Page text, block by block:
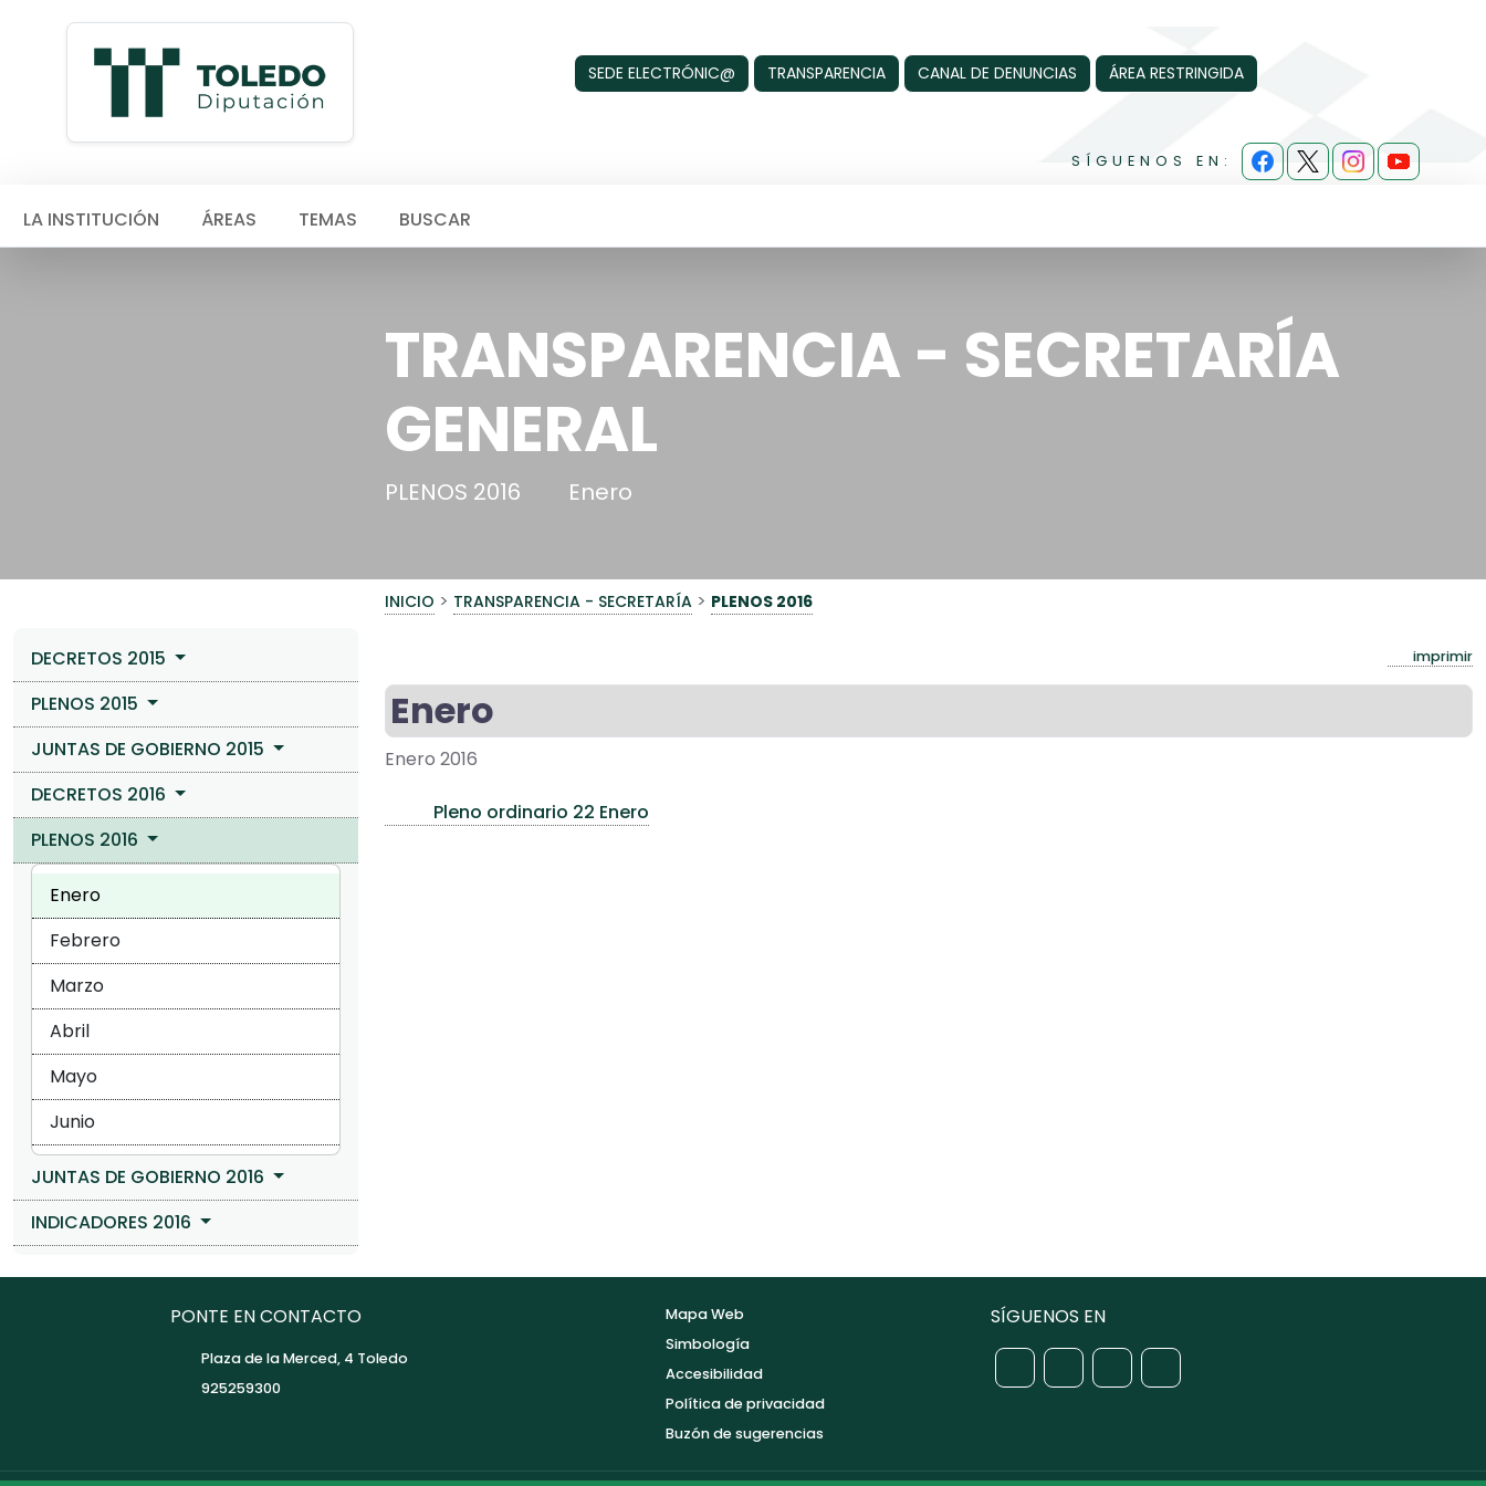
SEDE ELECTRÓNIC@ TRANSPARENCIA CANAL DE DENUNCIAS ÁREA RESTRINGIDA
SÍGUENOS EN:
LA INSTITUCIÓN ÁREAS TEMAS BUSCAR
TRANSPARENCIA - SECRETARÍA
GENERAL
PLENOS 2016 Enero
INICIO > TRANSPARENCIA - SECRETARÍA > PLENOS 2016
DECRETOS 2015
PLENOS 2015
JUNTAS DE GOBIERNO 2015
DECRETOS 2016
PLENOS 2016
Enero
Febrero
Marzo
Abril
Mayo
Junio
JUNTAS DE GOBIERNO 2016
INDICADORES 2016
imprimir
Enero
Enero 2016
Pleno ordinario 22 Enero
PONTE EN CONTACTO
Plaza de la Merced, 4 Toledo
925259300
Mapa Web
Simbología
Accesibilidad
Política de privacidad
Buzón de sugerencias
SÍGUENOS EN